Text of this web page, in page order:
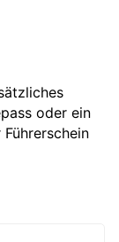
oder ein